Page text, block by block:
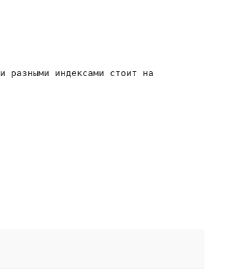
разными индексами стоит на